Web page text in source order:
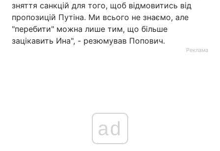
зняття санкцій для того, щоб відмовитись від
пропозицій Путіна. Ми всього не знаємо, але
"перебити" можна лише тим, що більше
зацікавить Ина", - резюмував Попович.
Реклама
ad